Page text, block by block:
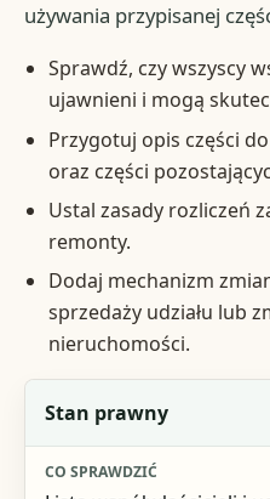
używania przypisanej
Sprawdź, czy wszyscy
ujawnieni i mogą
Przygotuj opis części
oraz części
Ustal zasady rozliczeń
remonty.
Dodaj mechanizm
sprzedaży udziału lub
nieruchomości.
Obszar
Co sprawdzić
Stan prawny